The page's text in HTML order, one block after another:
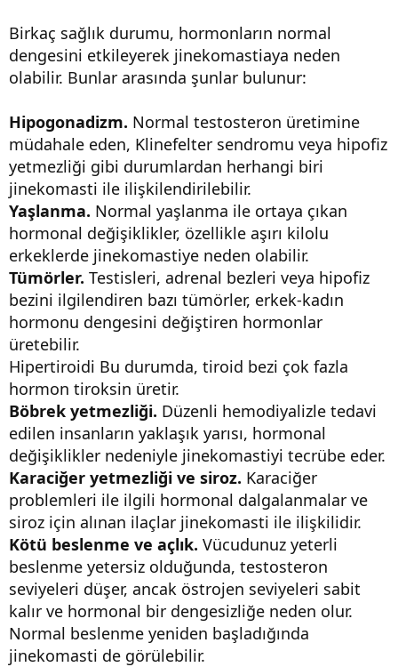
Birkaç sağlık durumu, hormonların normal
dengesini etkileyerek jinekomastiaya neden
olabilir. Bunlar arasında şunlar bulunur:
Hipogonadizm. Normal testosteron üretimine
müdahale eden, Klinefelter sendromu veya hipofiz
yetmezliği gibi durumlardan herhangi biri
jinekomasti ile ilişkilendirilebilir.
Yaşlanma. Normal yaşlanma ile ortaya çıkan
hormonal değişiklikler, özellikle aşırı kilolu
erkeklerde jinekomastiye neden olabilir.
Tümörler. Testisleri, adrenal bezleri veya hipofiz
bezini ilgilendiren bazı tümörler, erkek-kadın
hormonu dengesini değiştiren hormonlar
üretebilir.
Hipertiroidi Bu durumda, tiroid bezi çok fazla
hormon tiroksin üretir.
Böbrek yetmezliği. Düzenli hemodiyalizle tedavi
edilen insanların yaklaşık yarısı, hormonal
değişiklikler nedeniyle jinekomastiyi tecrübe eder.
Karaciğer yetmezliği ve siroz. Karaciğer
problemleri ile ilgili hormonal dalgalanmalar ve
siroz için alınan ilaçlar jinekomasti ile ilişkilidir.
Kötü beslenme ve açlık. Vücudunuz yeterli
beslenme yetersiz olduğunda, testosteron
seviyeleri düşer, ancak östrojen seviyeleri sabit
kalır ve hormonal bir dengesizliğe neden olur.
Normal beslenme yeniden başladığında
jinekomasti de görülebilir.